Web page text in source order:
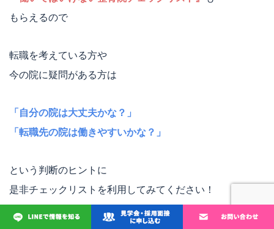
もらえるので
転職を考えている方や
今の院に疑問がある方は
「自分の院は大丈夫かな？」
「転職先の院は働きやすいかな？」
という判断のヒントに
是非チェックリストを利用してみてください！